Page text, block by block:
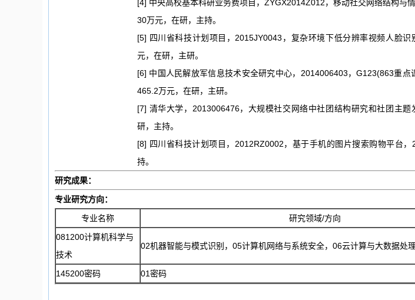
[4] 中央高校基本科研业务费项目，ZYGX2014Z012，移动社交网络结构与
30万元，在研，主持。
[5] 四川省科技计划项目，2015JY0043，复杂环境下低分辨率视频人脸
元，在研，主研。
[6] 中国人民解放军信息技术安全研究中心，2014006403，G123(863重点
465.2万元，在研，主研。
[7] 清华大学，2013006476，大规模社交网络中社团结构研究和社团主
研，主持。
[8] 四川省科技计划项目，2012RZ0002，基于手机的图片搜索购物平台
持。
研究成果：
专业研究方向：
专业名称
研究领域/方向
081200计算机科学与
技术
02机器智能与模式识别，05计算机网络与系统安全，06云计算与大数据处理
145200密码 01密码